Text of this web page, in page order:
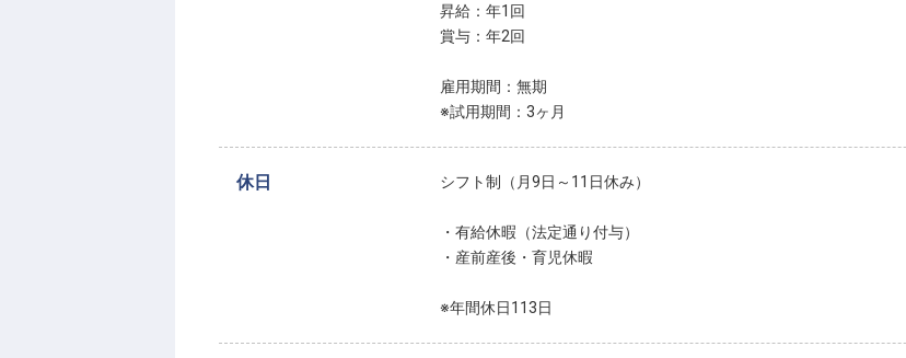
昇給：年1回
賞与：年2回
雇用期間：無期
※試用期間：3ヶ月
休日 シフト制（月9日～11日休み）
・有給休暇（法定通り付与）
・産前産後・育児休暇
※年間休日113日